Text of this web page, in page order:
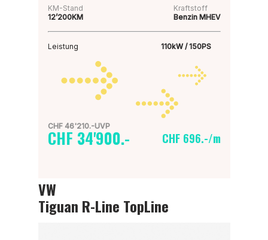
KM-Stand
12’200KM
Kraftstoff
Benzin MHEV
Leistung 110kW / 150PS
CHF 46'210.-UVP
CHF 34'900.- CHF 696.-/m
VW
Tiguan R-Line TopLine